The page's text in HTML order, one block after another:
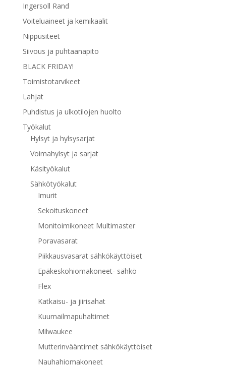
Ingersoll Rand
Voiteluaineet ja kemikaalit
Nippusiteet
Siivous ja puhtaanapito
BLACK FRIDAY!
Toimistotarvikeet
Lahjat
Puhdistus ja ulkotilojen huolto
Työkalut
Hylsyt ja hylsysarjat
Voimahylsyt ja sarjat
Käsityökalut
Sähkötyökalut
Imurit
Sekoituskoneet
Monitoimikoneet Multimaster
Poravasarat
Piikkausvasarat sähkökäyttöiset
Epäkeskohiomakoneet- sähkö
Flex
Katkaisu- ja jiirisahat
Kuumailmapuhaltimet
Milwaukee
Mutterinvääntimet sähkökäyttöiset
Nauhahiomakoneet